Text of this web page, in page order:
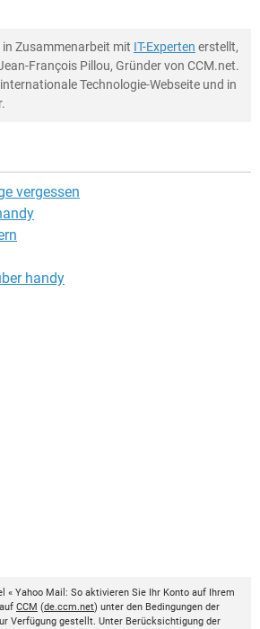
Zusammenarbeit mit IT-Experten erstellt,
François Pillou, Gründer von CCM.net.
Technologie-Webseite und in
vergessen
handy
« Yahoo Mail: So aktivieren Sie Ihr Konto auf Ihrem
CCM (de.ccm.net) unter den Bedingungen der
Verfügung gestellt. Unter Berücksichtigung der